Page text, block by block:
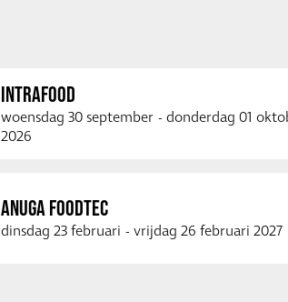
INTRAFOOD
woensdag 30 september - donderdag 01
2026
ANUGA FOODTEC
dinsdag 23 februari - vrijdag 26 februari 2027